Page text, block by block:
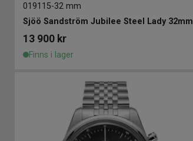
019115-32 mm
Sjöö Sandström Jubilee Steel Lady 32mm
13 900 kr
Finns i lager